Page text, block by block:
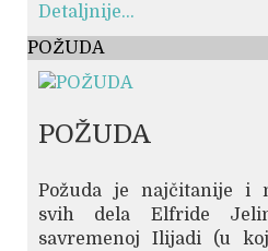
Detaljnije...
POŽUDA
POŽUDA
Požuda je najčitanije i
svih dela Elfride
savremenoj Ilijadi (u